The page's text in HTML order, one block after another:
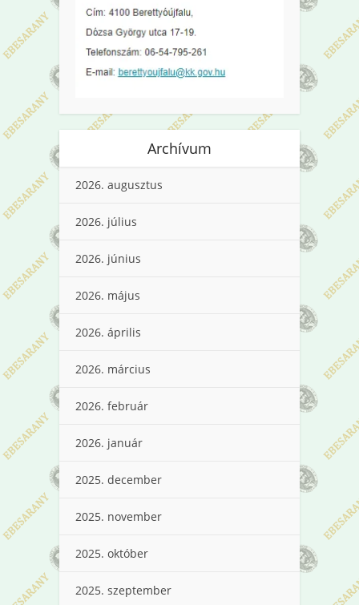
Archívum
2026. augusztus
2026. július
2026. június
2026. május
2026. április
2026. március
2026. február
2026. január
2025. december
2025. november
2025. október
2025. szeptember